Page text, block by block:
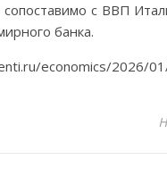
с ВВП
банка.
economics/2026/